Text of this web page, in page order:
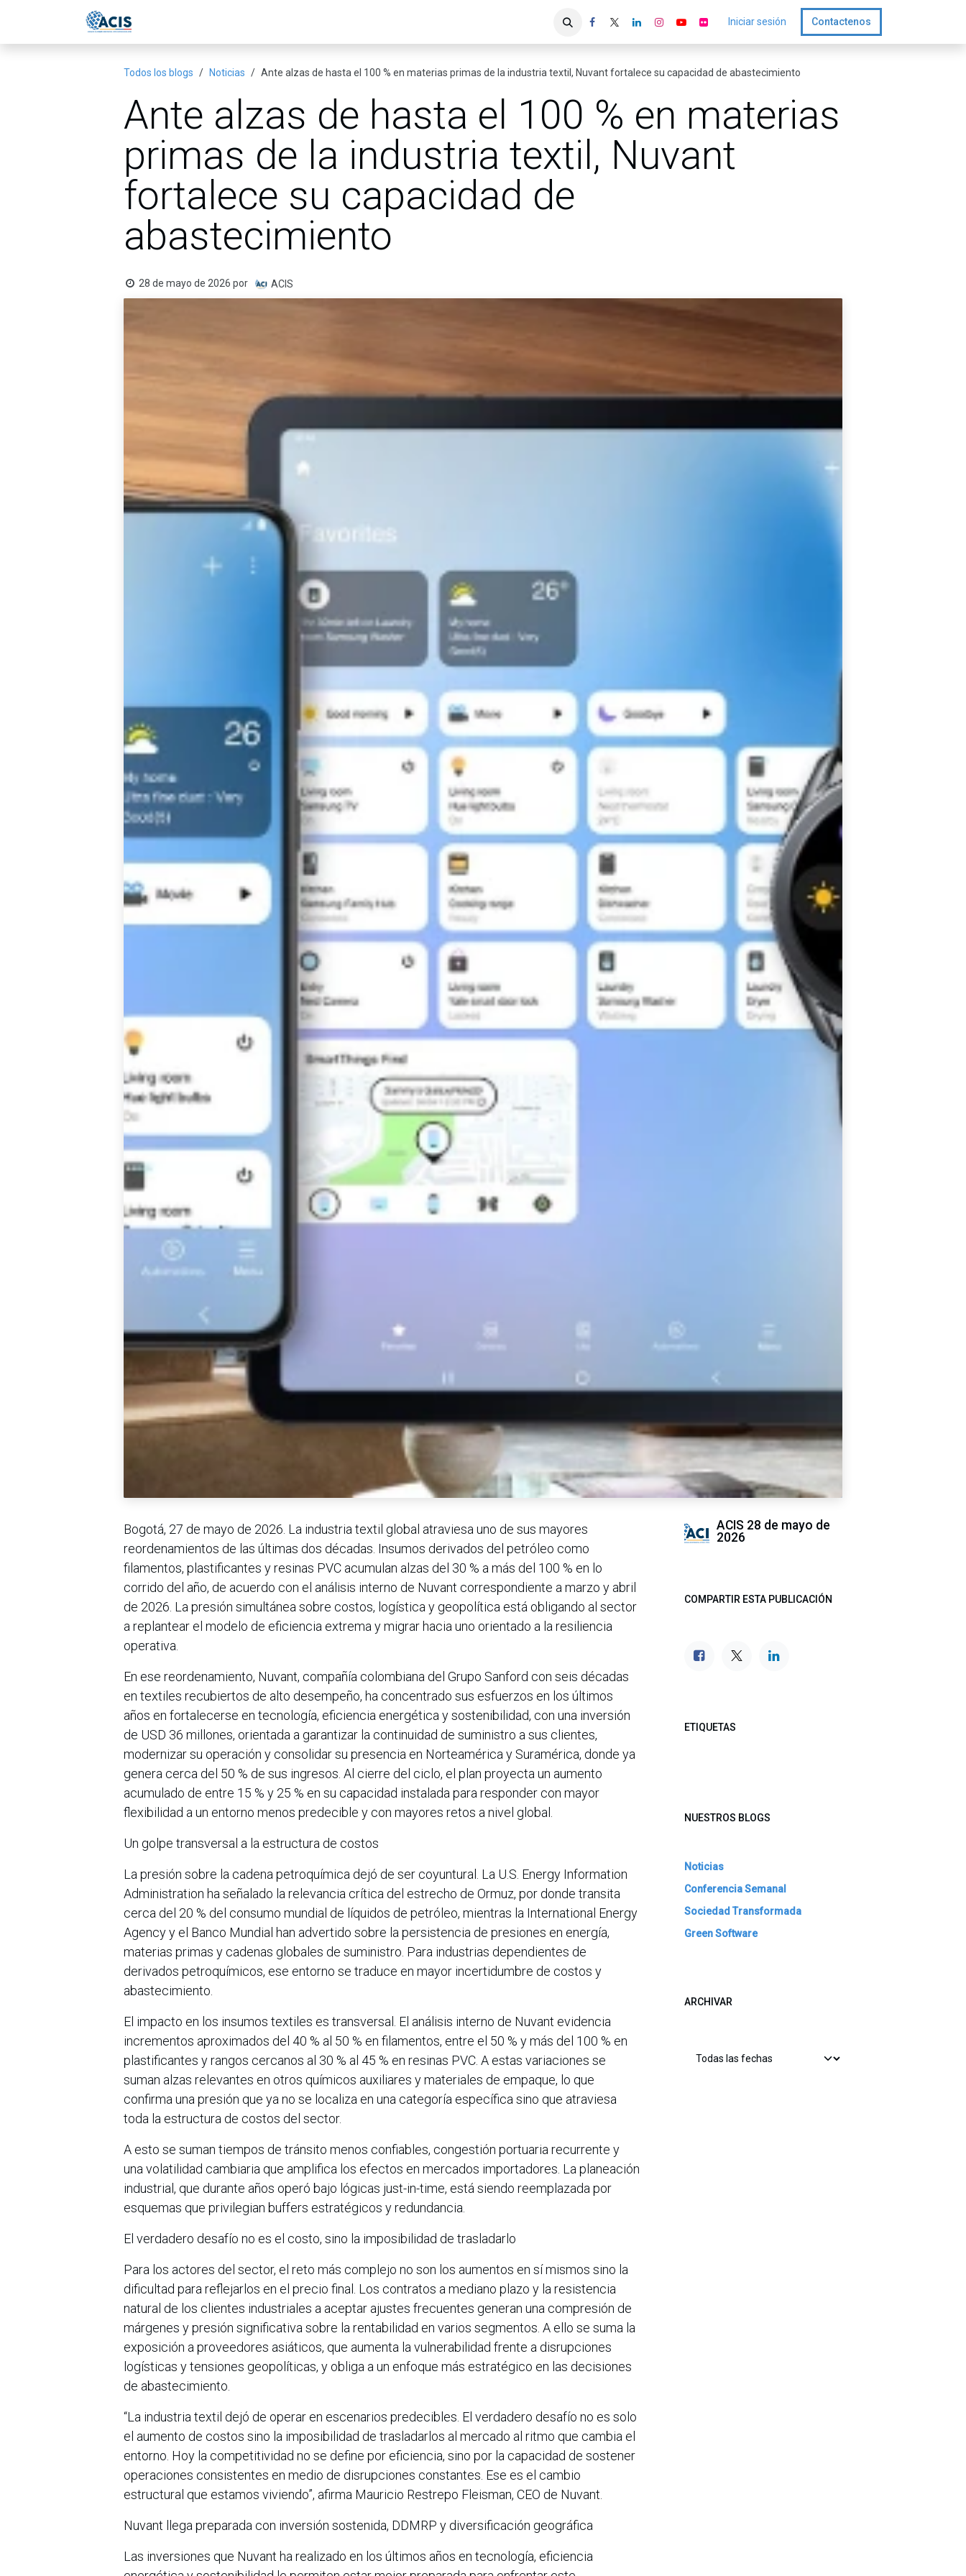
Iniciar sesión Contactenos
Todos los blogs Noticias Ante alzas de hasta el 100 % en materias primas de la industria textil, Nuvant fortalece su capacidad de abastecimiento
Ante alzas de hasta el 100 % en materias
primas de la industria textil, Nuvant
fortalece su capacidad de
abastecimiento
28 de mayo de 2026 por ACIS
Bogotá, 27 de mayo de 2026. La industria textil global atraviesa uno de sus mayores
reordenamientos de las últimas dos décadas. Insumos derivados del petróleo como
filamentos, plastificantes y resinas PVC acumulan alzas del 30 % a más del 100 % en lo
corrido del año, de acuerdo con el análisis interno de Nuvant correspondiente a marzo y abril
de 2026. La presión simultánea sobre costos, logística y geopolítica está obligando al sector
a replantear el modelo de eficiencia extrema y migrar hacia uno orientado a la resiliencia
operativa.
En ese reordenamiento, Nuvant, compañía colombiana del Grupo Sanford con seis décadas
en textiles recubiertos de alto desempeño, ha concentrado sus esfuerzos en los últimos
años en fortalecerse en tecnología, eficiencia energética y sostenibilidad, con una inversión
de USD 36 millones, orientada a garantizar la continuidad de suministro a sus clientes,
modernizar su operación y consolidar su presencia en Norteamérica y Suramérica, donde ya
genera cerca del 50 % de sus ingresos. Al cierre del ciclo, el plan proyecta un aumento
acumulado de entre 15 % y 25 % en su capacidad instalada para responder con mayor
flexibilidad a un entorno menos predecible y con mayores retos a nivel global.
Un golpe transversal a la estructura de costos
La presión sobre la cadena petroquímica dejó de ser coyuntural. La U.S. Energy Information
Administration ha señalado la relevancia crítica del estrecho de Ormuz, por donde transita
cerca del 20 % del consumo mundial de líquidos de petróleo, mientras la International Energy
Agency y el Banco Mundial han advertido sobre la persistencia de presiones en energía,
materias primas y cadenas globales de suministro. Para industrias dependientes de
derivados petroquímicos, ese entorno se traduce en mayor incertidumbre de costos y
abastecimiento.
El impacto en los insumos textiles es transversal. El análisis interno de Nuvant evidencia
incrementos aproximados del 40 % al 50 % en filamentos, entre el 50 % y más del 100 % en
plastificantes y rangos cercanos al 30 % al 45 % en resinas PVC. A estas variaciones se
suman alzas relevantes en otros químicos auxiliares y materiales de empaque, lo que
confirma una presión que ya no se localiza en una categoría específica sino que atraviesa
toda la estructura de costos del sector.
A esto se suman tiempos de tránsito menos confiables, congestión portuaria recurrente y
una volatilidad cambiaria que amplifica los efectos en mercados importadores. La planeación
industrial, que durante años operó bajo lógicas just-in-time, está siendo reemplazada por
esquemas que privilegian buffers estratégicos y redundancia.
El verdadero desafío no es el costo, sino la imposibilidad de trasladarlo
Para los actores del sector, el reto más complejo no son los aumentos en sí mismos sino la
dificultad para reflejarlos en el precio final. Los contratos a mediano plazo y la resistencia
natural de los clientes industriales a aceptar ajustes frecuentes generan una compresión de
márgenes y presión significativa sobre la rentabilidad en varios segmentos. A ello se suma la
exposición a proveedores asiáticos, que aumenta la vulnerabilidad frente a disrupciones
logísticas y tensiones geopolíticas, y obliga a un enfoque más estratégico en las decisiones
de abastecimiento.
“La industria textil dejó de operar en escenarios predecibles. El verdadero desafío no es solo
el aumento de costos sino la imposibilidad de trasladarlos al mercado al ritmo que cambia el
entorno. Hoy la competitividad no se define por eficiencia, sino por la capacidad de sostener
operaciones consistentes en medio de disrupciones constantes. Ese es el cambio
estructural que estamos viviendo”, afirma Mauricio Restrepo Fleisman, CEO de Nuvant.
Nuvant llega preparada con inversión sostenida, DDMRP y diversificación geográfica
Las inversiones que Nuvant ha realizado en los últimos años en tecnología, eficiencia
ACIS 28 de mayo de
2026
COMPARTIR ESTA PUBLICACIÓN
ETIQUETAS
NUESTROS BLOGS
Noticias
Conferencia Semanal
Sociedad Transformada
Green Software
ARCHIVAR